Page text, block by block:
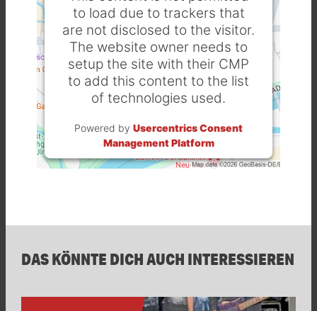
to load due to trackers that
are not disclosed to the visitor.
The website owner needs to
setup the site with their CMP
to add this content to the list
of technologies used.
Powered by Usercentrics Consent
Management Platform
DAS KÖNNTE DICH AUCH INTERESSIEREN